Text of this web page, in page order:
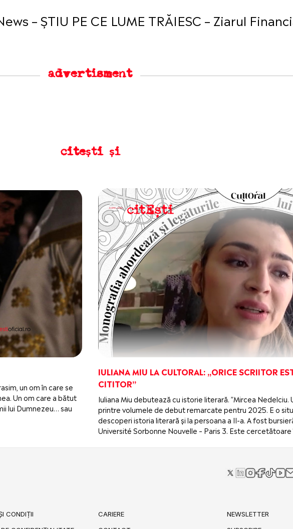
– ȘTIU PE CE LUME TRĂIESC – Ziarul
advertisment
citești și
un om în care se
Un om care a bătut
lui Dumnezeu… sau
IULIANA MIU LA CULTORAL: „ORICE SCRIITOR
CITITOR”
Iuliana Miu debutează cu istorie literară. ”Mircea Nedelciu.
printre volumele de debut remarcate pentru 2025. E o
descoperi istoria literară și la persoana a II-a. A fost
Université Sorbonne Nouvelle – Paris 3. Este
CONDIȚII
CARIERE
NEWSLETTER